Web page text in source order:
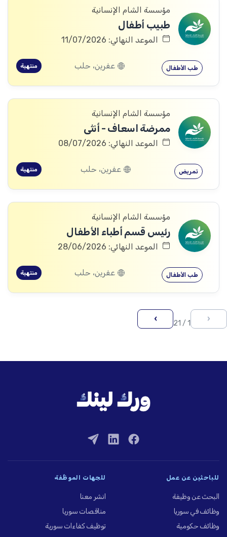
مؤسسة الشام الإنسانية
طبيب أطفال
الموعد النهائي: 11/07/2026
طب الأطفال عفرين، حلب منتهية
مؤسسة الشام الإنسانية
ممرضة اسعاف - أنثى
الموعد النهائي: 08/07/2026
تمريض عفرين، حلب منتهية
مؤسسة الشام الإنسانية
رئيس قسم أطباء الأطفال
الموعد النهائي: 28/06/2026
طب الأطفال عفرين، حلب منتهية
‹
1 / 21
›
للباحثين عن عمل
البحث عن وظيفة
وظائف في سوريا
وظائف حكومية
للجهات الموظِّفة
انشر معنا
مناقصات سوريا
توظيف كفاءات سورية